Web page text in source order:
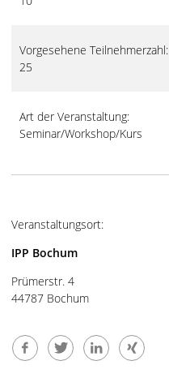
Vorgesehene Teilnehmerzahl:
25
Art der Veranstaltung:
Seminar/Workshop/Kurs
Veranstaltungsort:
IPP Bochum
Prümerstr. 4
44787 Bochum